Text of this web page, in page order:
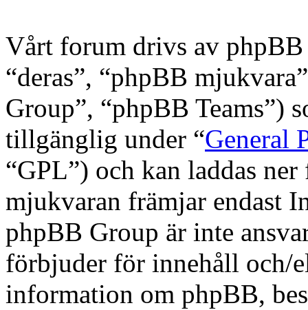
Vårt forum drivs av phpBB
“deras”, “phpBB
Group”, “phpBB Teams”)
tillgänglig under “General
“GPL”) och kan laddas
mjukvaran främjar endast
phpBB Group är inte
förbjuder för innehåll och/
information om phpBB,